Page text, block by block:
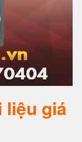
liệu giá